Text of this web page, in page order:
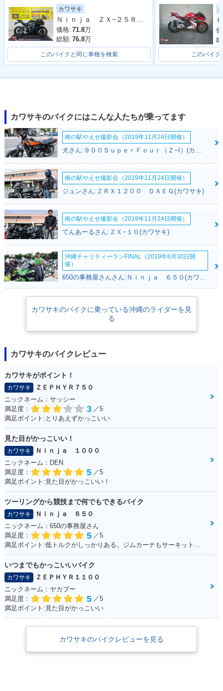
カワサキ
価格: 71.8万
総額: 76.8万
このバイクと同じ車種を検索 このバイク
カワサキのバイクにはこんな人たちが乗ってます
南の駅やえせ撮影会（2019年11月24日開催）
南の駅やえせ撮影会（2019年11月24日開催）
ジュンさん:ＺＲＸ１２００ ＤＡＥＧ(カワサキ)
南の駅やえせ撮影会（2019年11月24日開催）
てんあーるさん:ＺＸ−１０(カワサキ)
沖縄チャリティーランFINAL（2019年6月30日開
催）
650の事務屋さんさん:Ｎｉｎｊａ ６５０(カワサキ)
カワサキのバイクに乗っている沖縄のライダーを見
る
カワサキのバイクレビュー
カワサキがポイント！
カワサキ
ＺＥＰＨＹＲ７５０
ニックネーム：サッシー
満足度：
3 ／5
満足ポイント:とりあえずかっこいい
見た目がかっこいい！
カワサキ
Ｎｉｎｊａ １０００
ニックネーム：DEN
満足度：
5 ／5
満足ポイント:見た目がかっこいい！
ツーリングから競技まで何でもできるバイク
カワサキ
Ｎｉｎｊａ ６５０
ニックネーム：650の事務屋さん
満足度：
5 ／5
満足ポイント:低トルクがしっかりある。ジムカーナもサーキットも走れる
いつまでもかっこいいバイク
カワサキ
ＺＥＰＨＹＲ１１００
ニックネーム：ヤカブー
満足度：
5 ／5
満足ポイント:見た目がかっこいい
カワサキのバイクレビューを見る